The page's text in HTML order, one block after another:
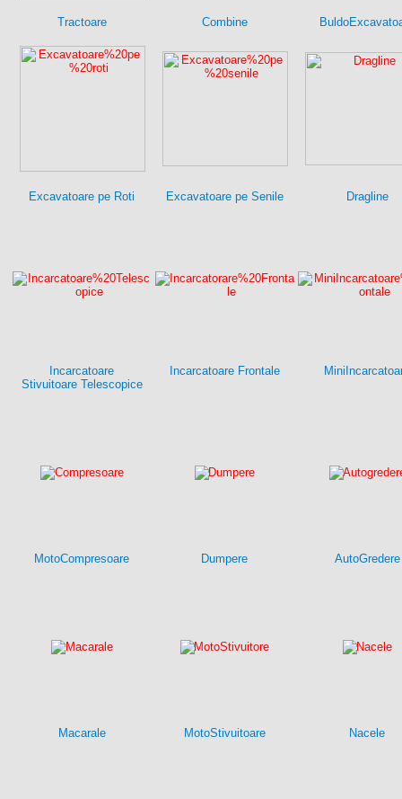
Tractoare Combine
Excavatoare pe Roti Excavatoare pe Senile Dragline
Incarcatoare
Stivuitoare Telescopice
Incarcatoare Frontale
MotoCompresoare Dumpere AutoGredere
Macarale MotoStivuitoare Nacele